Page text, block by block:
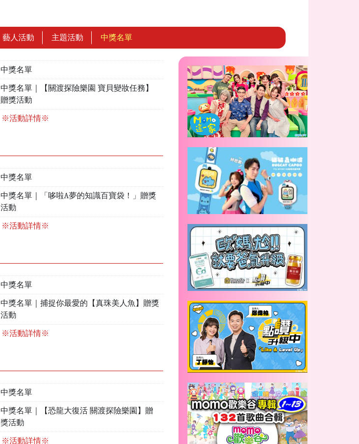
藝人活動 主題活動 中獎名單
中獎名單
中獎名單｜【關渡探險樂園 寶貝變妝任務】
贈獎活動
※活動詳情※
中獎名單
中獎名單｜「哆啦A夢的知識百寶袋！」贈獎
活動
※活動詳情※
中獎名單
中獎名單｜捕捉你最愛的【真珠美人魚】贈獎
活動
※活動詳情※
中獎名單
中獎名單｜【恐龍大復活 關渡探險樂園】贈
獎活動
※活動詳情※